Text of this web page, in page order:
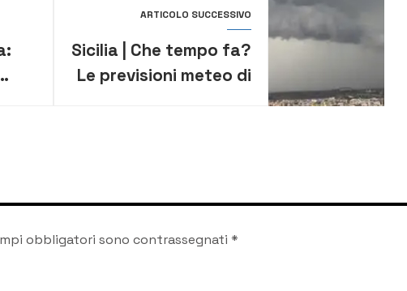
ARTICOLO SUCCESSIVO
Sicilia | Che tempo fa?
Le previsioni meteo di
obbligatori sono contrassegnati *